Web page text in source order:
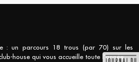
: un parcours 18 trous (par 70) sur les
house qui vous accueille toute l’année.